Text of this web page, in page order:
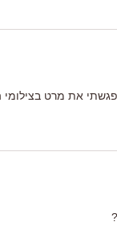
את מרט בצילומי